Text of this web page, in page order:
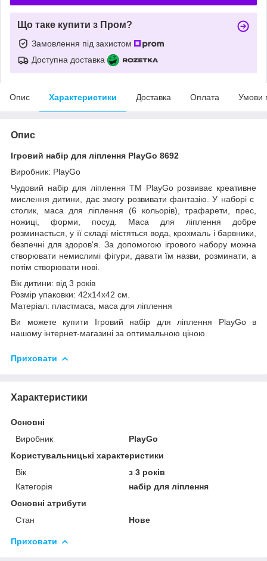
Що таке купити з Пром?
Замовлення під захистом
Доступна доставка
Опис Характеристики Доставка Оплата Умови
Опис
Ігровий набір для ліплення PlayGo 8692
Виробник: PlayGo
Чудовий набір для ліплення ТМ PlayGo розвиває креативне
мислення дитини, дає змогу розвивати фантазію. У наборі є
столик, маса для ліплення (6 кольорів), трафарети, прес,
ножиці, форми, посуд. Маса для ліплення добре
розминається, у її складі містяться вода, крохмаль і барвники,
безпечні для здоров'я. За допомогою ігрового набору можна
створювати немислимі фігури, давати їм назви, розминати, а
потім створювати нові.
Вік дитини: від 3 років
Розмір упаковки: 42х14х42 см.
Матеріал: пластмаса, маса для ліплення
Ви можете купити Ігровий набір для ліплення PlayGo в
нашому інтернет-магазині за оптимальною ціною.
Приховати
Характеристики
Основні
Виробник
PlayGo
Користувальницькі характеристики
Вік
з 3 років
Категорія
набір для ліплення
Основні атрибути
Стан
Нове
Приховати